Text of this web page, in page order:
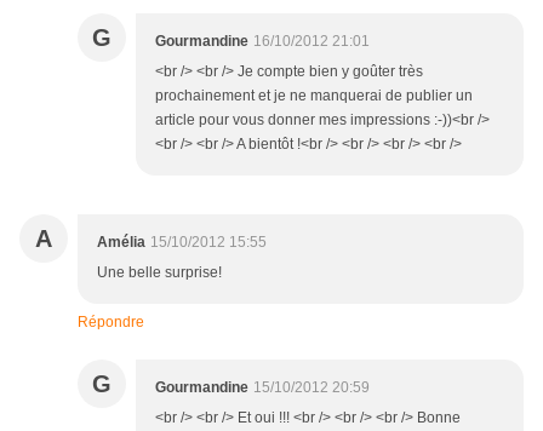
G Gourmandine 16/10/2012 21:01
<br /> <br /> Je compte bien y goûter très
prochainement et je ne manquerai de publier un
article pour vous donner mes impressions :-))<br />
<br /> <br /> A bientôt !<br /> <br /> <br /> <br />
A Amélia 15/10/2012 15:55
Une belle surprise!
Répondre
G Gourmandine 15/10/2012 20:59
<br /> <br /> Et oui !!! <br /> <br /> <br /> Bonne